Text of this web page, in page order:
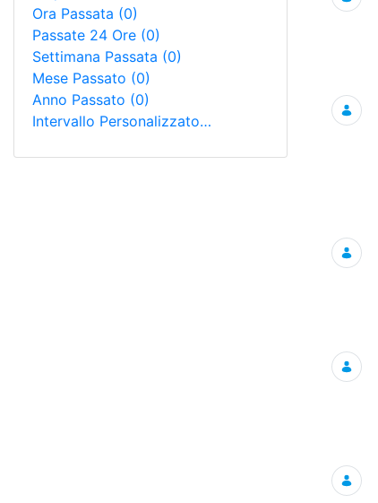
Ora Passata (0)
Passate 24 Ore (0)
Settimana Passata (0)
Mese Passato (0)
Anno Passato (0)
Intervallo Personalizzato…